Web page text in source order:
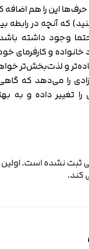
این را هم اضافه
که آنچه در رابطه
حتما وجود داشته
خانواده و کارفرمای
و لذت‌بخش‌تر
را می‌دهد که
تغییر داده و به
ثبت نشده است. اولین
کند.